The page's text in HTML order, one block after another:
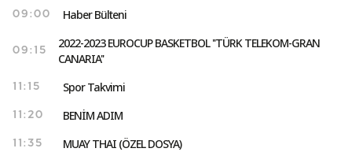
09:00 Haber Bülteni
09:15
2022-2023 EUROCUP BASKETBOL ''TÜRK TELEKOM-GRAN
CANARIA''
11:15 Spor Takvimi
11:20 BENİM ADIM
11:35 MUAY THAI (ÖZEL DOSYA)